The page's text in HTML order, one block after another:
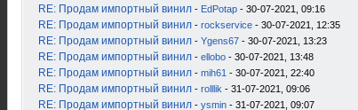
RE: Продам импортный винил - EdPotap - 30-07-2021, 09:16
RE: Продам импортный винил - rockservice - 30-07-2021, 12:35
RE: Продам импортный винил - Ygens67 - 30-07-2021, 13:23
RE: Продам импортный винил - ellobo - 30-07-2021, 13:48
RE: Продам импортный винил - mih61 - 30-07-2021, 22:40
RE: Продам импортный винил - rolllik - 31-07-2021, 09:06
RE: Продам импортный винил - ysmin - 31-07-2021, 09:07